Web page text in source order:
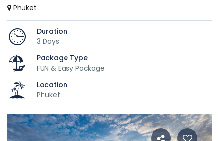
Phuket
Duration
3 Days
Package Type
FUN & Easy Package
Location
Phuket